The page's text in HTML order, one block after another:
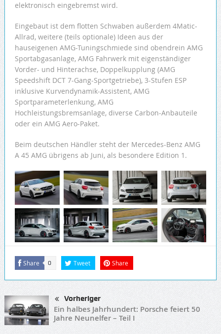
elektronisch eingebremst wird.
Eingebaut ist dem flotten Schwaben außerdem 4Matic-
Allrad, weitere (teils optionale) Ideen aus der
hauseigenen AMG-Tuningschmiede sind obendrein AMG
Sportabgasanlage, AMG Fahrwerk mit eigenständiger
Vorder- und Hinterachse, Doppelkupplung (AMG
Speedshift DCT 7-Gang-Sportgetriebe), 3-Stufen ESP
inklusive Kurvendynamik-Assistent, AMG
Sportparameterlenkung, AMG
Hochleistungsbremsanlage, diverse Carbon-Anbauteile
oder ein AMG Aero-Paket.
Beim deutschen Händler steht der Mercedes-Benz AMG
A 45 AMG übrigens ab Juni, als besondere Edition 1.
Share 0 Tweet Share
Vorheriger
Ein halbes Jahrhundert: Porsche feiert 50
Jahre Neunelfer – Teil I